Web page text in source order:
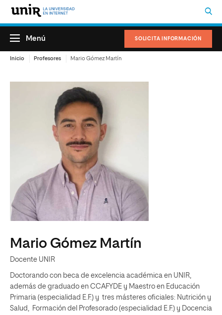
SOLICITA INFORMACIÓN
Menú
Inicio Profesores Mario Gómez Martín
Mario Gómez Martín
Docente UNIR
Doctorando con beca de excelencia académica en UNIR,
además de graduado en CCAFYDE y Maestro en Educación
Primaria (especialidad E.F.) y tres másteres oficiales: Nutrición y
Salud, Formación del Profesorado (especialidad E.F.) y Docencia